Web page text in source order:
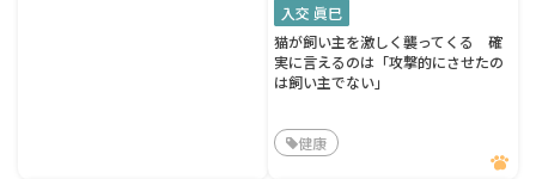
入交 眞巳
猫が飼い主を激しく襲ってくる 確
実に言えるのは「攻撃的にさせたの
は飼い主でない」
健康